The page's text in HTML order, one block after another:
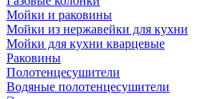
Мойки и раковины
Мойки из нержавейки для кухни
Мойки для кухни кварцевые
Раковины
Полотенцесушители
Водяные полотенцесушители